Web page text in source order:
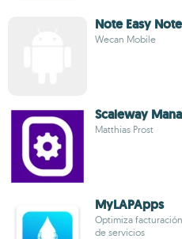
Note Easy
Wecan Mobile
Scaleway
Matthias Prost
MyLAPApps
Optimiza
de servicios